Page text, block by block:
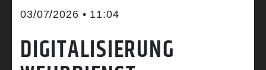
03/07/2026 • 11:04
DIGITALISIERUNG